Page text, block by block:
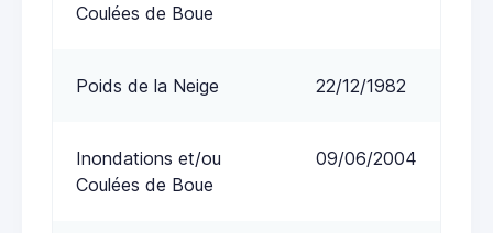
Coulées de Boue
Poids de la Neige 22/12/1982
Inondations et/ou
Coulées de Boue
09/06/2004